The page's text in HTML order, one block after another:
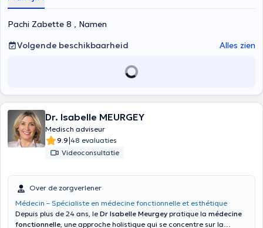
Pachi Zabette 8 , Namen
Volgende beschikbaarheid
Alles zien
Dr. Isabelle MEURGEY
Medisch adviseur
9.9|48 evaluaties
Videoconsultatie
Over de zorgverlener
Médecin – Spécialiste en médecine fonctionnelle et esthétique
Depuis plus de 24 ans, le Dr Isabelle Meurgey pratique la médecine
fonctionnelle, une approche holistique qui se concentre sur la